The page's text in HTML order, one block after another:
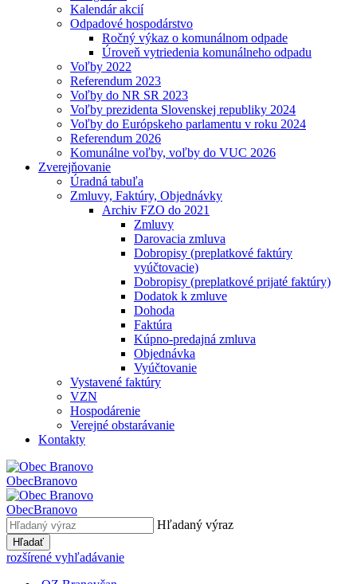
Kalendár akcií
Odpadové hospodárstvo
Ročný výkaz o komunálnom odpade
Úroveň vytriedenia komunálneho odpadu
Voľby 2022
Referendum 2023
Voľby do NR SR 2023
Voľby prezidenta Slovenskej republiky 2024
Voľby do Európskeho parlamentu v roku 2024
Referendum 2026
Komunálne voľby, voľby do VUC 2026
Zverejňovanie
Úradná tabuľa
Zmluvy, Faktúry, Objednávky
Archiv FZO do 2021
Zmluvy
Darovacia zmluva
Dobropisy (preplatkové faktúry
vyúčtovacie)
Dobropisy (preplatkové prijaté faktúry)
Dodatok k zmluve
Dohoda
Faktúra
Kúpno-predajná zmluva
Objednávka
Vyúčtovanie
Vystavené faktúry
VZN
Hospodárenie
Verejné obstarávanie
Kontakty
ObecBranovo
ObecBranovo
Hľadaný výraz
Hľadať
rozšírené vyhľadávanie